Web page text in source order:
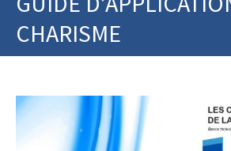
CHARISME